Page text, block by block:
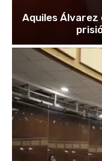
Aquiles Álvarez